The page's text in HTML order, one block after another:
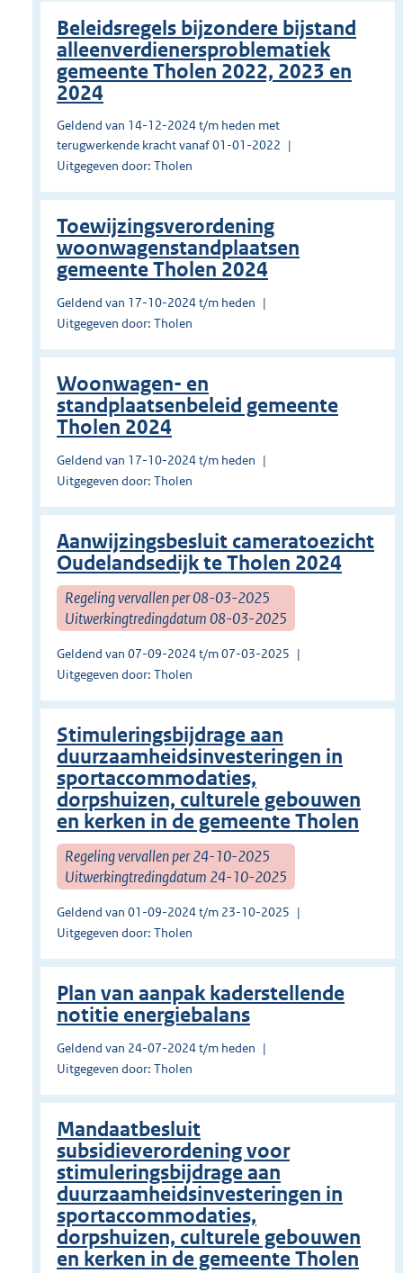
Beleidsregels bijzondere bijstand
alleenverdienersproblematiek
gemeente Tholen 2022, 2023 en
2024
Geldend van 14-12-2024 t/m heden met
terugwerkende kracht vanaf 01-01-2022
Uitgegeven door: Tholen
Toewijzingsverordening
woonwagenstandplaatsen
gemeente Tholen 2024
Geldend van 17-10-2024 t/m heden
Uitgegeven door: Tholen
Woonwagen- en
standplaatsenbeleid gemeente
Tholen 2024
Geldend van 17-10-2024 t/m heden
Uitgegeven door: Tholen
Aanwijzingsbesluit cameratoezicht
Oudelandsedijk te Tholen 2024
Regeling vervallen per 08-03-2025
Uitwerkingtredingdatum 08-03-2025
Geldend van 07-09-2024 t/m 07-03-2025
Uitgegeven door: Tholen
Stimuleringsbijdrage aan
duurzaamheidsinvesteringen in
sportaccommodaties,
dorpshuizen, culturele gebouwen
en kerken in de gemeente Tholen
Regeling vervallen per 24-10-2025
Uitwerkingtredingdatum 24-10-2025
Geldend van 01-09-2024 t/m 23-10-2025
Uitgegeven door: Tholen
Plan van aanpak kaderstellende
notitie energiebalans
Geldend van 24-07-2024 t/m heden
Uitgegeven door: Tholen
Mandaatbesluit
subsidieverordening voor
stimuleringsbijdrage aan
duurzaamheidsinvesteringen in
sportaccommodaties,
dorpshuizen, culturele gebouwen
en kerken in de gemeente Tholen